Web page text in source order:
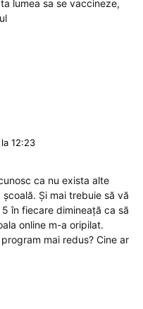
lumea sa se vaccineze,
12:23
ca nu exista alte
Și mai trebuie să vă
în fiecare dimineață ca să
online m-a oripilat.
mai redus? Cine ar